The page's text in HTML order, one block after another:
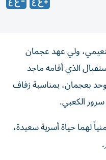
ولي عهد عجمان
الذي أقامه ماجد
بعجمان، بمناسبة زفاف
الكعبي.
لهما حياة أسرية سعيدة،